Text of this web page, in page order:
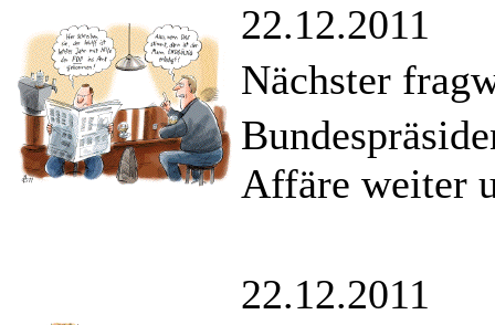
22.12.2011
Nächster
Affäre weiter
22.12.2011